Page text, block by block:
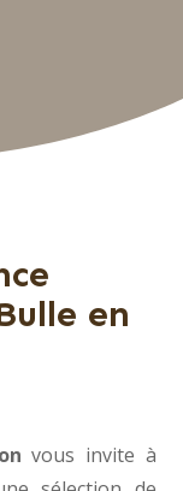
en
vous invite à